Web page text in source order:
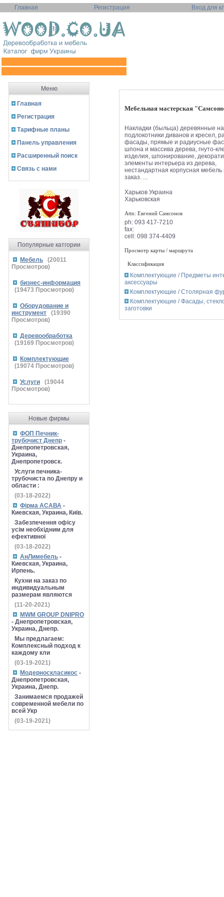
Главная Регистрация Вход для
Меню
Главная
Регистрация
Тарифные планы
Панель управления
Расширенный поиск
Связь с нами
Популярные катгории
Мебель (20011
Просмотров)
бизнес-информация
(19473 Просмотров)
Оборудование и
инструмент
(19390
Просмотров)
Деревообработка
(19169 Просмотров)
Комплектующие
(19074 Просмотров)
Услуги (19044
Просмотров)
Новые фирмы
ФОП Печник-
трубочист Днепр -
Днепропетровская,
Украина,
Днепропетровск.
Услуги печника-
трубочиста по Днепру и
области :
(03-18-2022)
Фірма АСАВА -
Киевская, Украина, Київ.
Забезпечення офісу
усім необхідним для
ефективної
(03-18-2022)
АнЛимебель -
Киевская, Украина,
Ирпень.
Кухни на заказ по
индивидуальным
размерам являются
(11-20-2021)
MWM GROUP DNIPRO
- Днепропетровская,
Украина, Днепр.
Мы предлагаем:
Комплексный подход к
каждому кли
(03-19-2021)
Модерноскласикос -
Днепропетровская,
Украина, Днепр.
Занимаемся продажей
современной мебели по
всей Укр
(03-19-2021)
Мебельная мастерская
Накладки (быльца) деревянные на
подлокотники диванов и кресел,
фасады, прямые и радиусные
шпона и массива дерева, гнуто-
изделия, шпонирование,
элементы интерьера из дерева,
нестандартная корпусная мебель
заказ. ...
Харьков Украина
Харьковская
Attn: Евгений Самсонов
ph: 093 417-7210
fax:
cell: 098 374-4409
Просмотр карты / маршрута
Классификация
Комплектующие / Предметы
аксессуары
Комплектующие / Столярная
Комплектующие / Фасады,
заготовки